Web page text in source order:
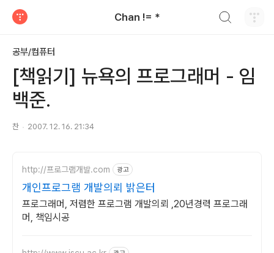
Chan != *
공부/컴퓨터
[책읽기] 뉴욕의 프로그래머 - 임
백준.
찬 2007. 12. 16. 21:34
http://프로그램개발.com 광고
개인프로그램 개발의뢰 밝은터
프로그래머, 저렴한 프로그램 개발의뢰 ,20년경력 프로그래
머, 책임시공